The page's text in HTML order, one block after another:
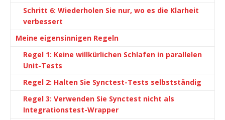
Schritt 6: Wiederholen Sie nur, wo es die Klarheit
verbessert
Meine eigensinnigen Regeln
Regel 1: Keine willkürlichen Schlafen in parallelen
Unit-Tests
Regel 2: Halten Sie Synctest-Tests selbstständig
Regel 3: Verwenden Sie Synctest nicht als
Integrationstest-Wrapper